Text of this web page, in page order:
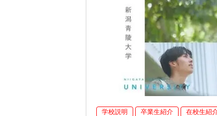
学校説明 卒業生紹介 在校生紹